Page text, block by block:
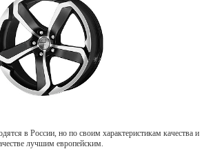
в России, но по своим характеристикам качества и
лучшим европейским.